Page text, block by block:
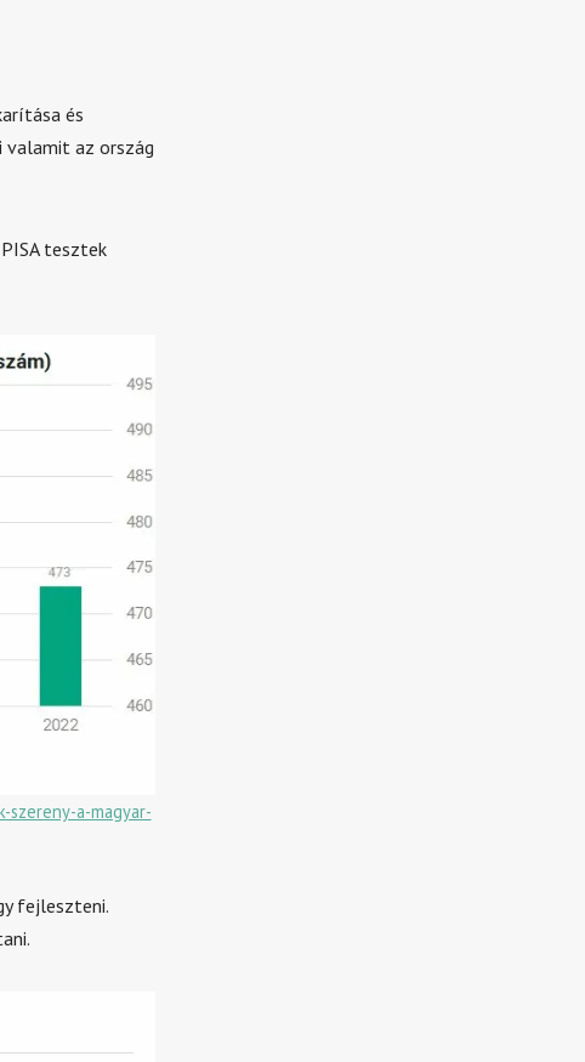
és
az ország
tesztek
a-magyar-
fejleszteni.